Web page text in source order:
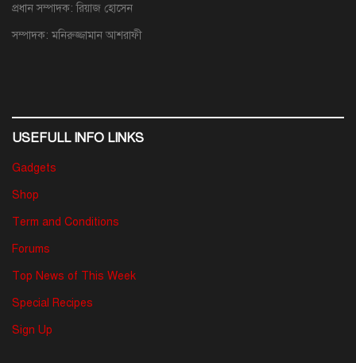
প্রধান সম্পাদক: রিয়াজ হোসেন
সম্পাদক: মনিরুজ্জামান আশরাফী
USEFULL INFO LINKS
Gadgets
Shop
Term and Conditions
Forums
Top News of This Week
Special Recipes
Sign Up